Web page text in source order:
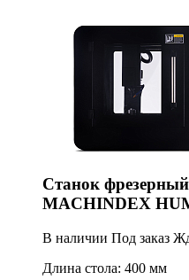
Станок
MACHINDEX
В наличии Под заказ
Длина стола: 400 мм